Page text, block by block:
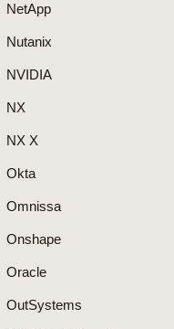
NetApp
Nutanix
NVIDIA
NX
NX X
Okta
Omnissa
Onshape
Oracle
OutSystems